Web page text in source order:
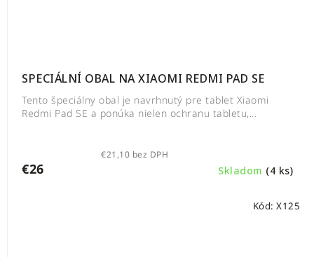
SPECIÁLNÍ OBAL NA XIAOMI REDMI PAD SE
Skladom (4 ks)
€21,10 bez DPH
€26
Tento špeciálny obal je navrhnutý pre tablet Xiaomi
Redmi Pad SE a ponúka nielen ochranu tabletu,...
Kód: X125